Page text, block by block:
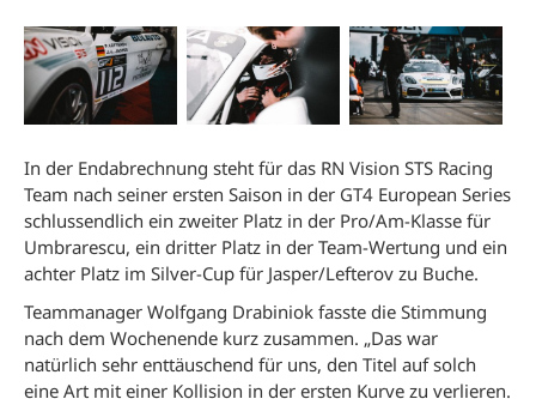
In der Endabrechnung steht für das RN Vision STS Racing
Team nach seiner ersten Saison in der GT4 European Series
schlussendlich ein zweiter Platz in der Pro/Am-Klasse für
Umbrarescu, ein dritter Platz in der Team-Wertung und ein
achter Platz im Silver-Cup für Jasper/Lefterov zu Buche.
Teammanager Wolfgang Drabiniok fasste die Stimmung
nach dem Wochenende kurz zusammen. „Das war
natürlich sehr enttäuschend für uns, den Titel auf solch
eine Art mit einer Kollision in der ersten Kurve zu verlieren.